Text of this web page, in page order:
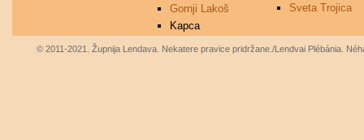
Gornji Lakoš
Kapca
Sveta Trojica
© 2011-2021. Župnija Lendava. Nekatere pravice pridržane./Lendvai Plébánia.